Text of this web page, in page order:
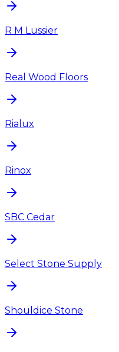
R M Lussier
Real Wood Floors
Rialux
Rinox
SBC Cedar
Select Stone Supply
Shouldice Stone